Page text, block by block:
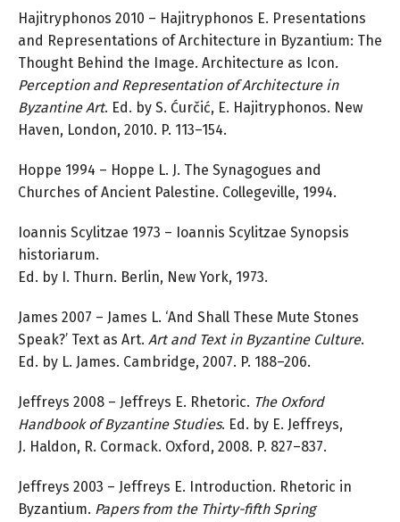
Hajitryphonos 2010 – Hajitryphonos E. Presentations
and Representations of Architecture in Byzantium: The
Thought Behind the Image. Architecture as Icon.
Perception and Representation of Architecture in
Byzantine Art. Ed. by S. Ćurčić, E. Hajitryphonos. New
Haven, London, 2010. P. 113–154.
Hoppe 1994 – Hoppe L. J. The Synagogues and
Churches of Ancient Palestine. Collegeville, 1994.
Ioannis Scylitzae 1973 – Ioannis Scylitzae Synopsis
historiarum.
Ed. by I. Thurn. Berlin, New York, 1973.
James 2007 – James L. ‘And Shall These Mute Stones
Speak?’ Text as Art. Art and Text in Byzantine Culture.
Ed. by L. James. Cambridge, 2007. P. 188–206.
Jeffreys 2008 – Jeffreys E. Rhetoric. The Oxford
Handbook of Byzantine Studies. Ed. by E. Jeffreys,
J. Haldon, R. Cormack. Oxford, 2008. P. 827–837.
Jeffreys 2003 – Jeffreys E. Introduction. Rhetoric in
Byzantium. Papers from the Thirty-fifthSpring